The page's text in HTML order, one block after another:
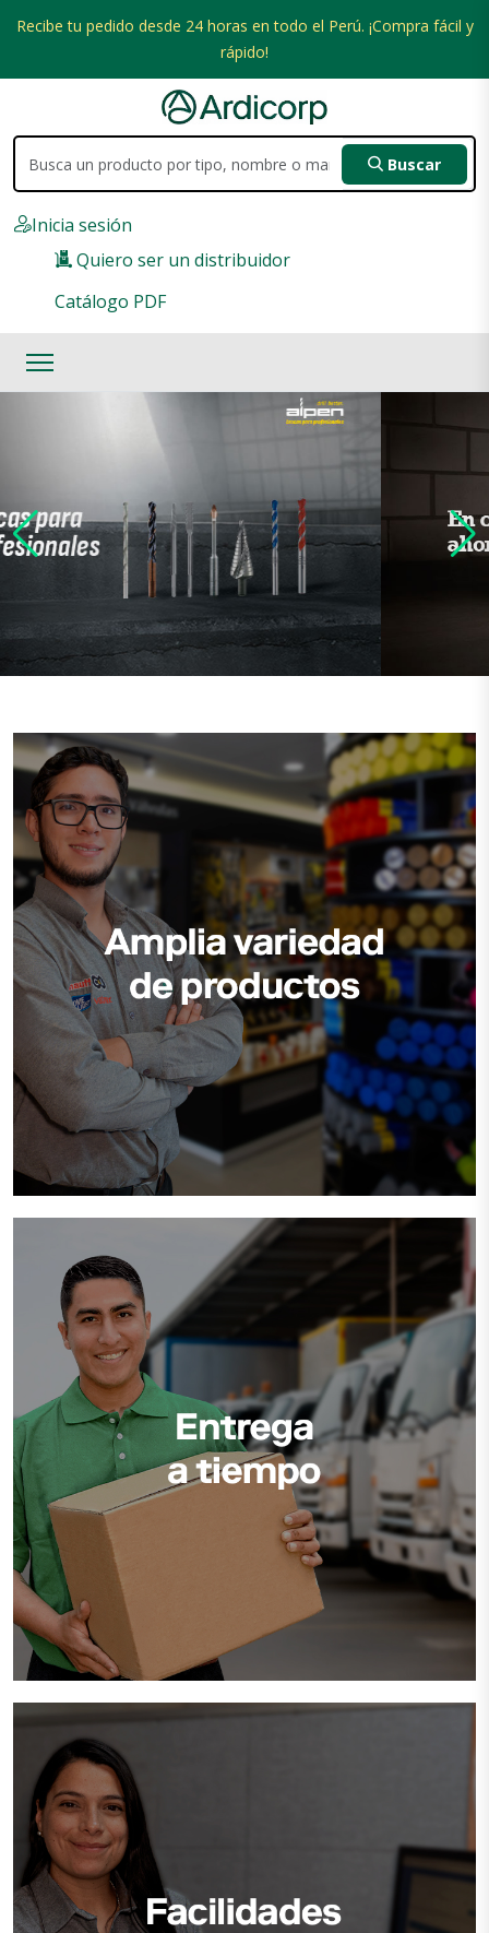
Recibe tu pedido desde 24 horas en todo el Perú. ¡Compra fácil y
rápido!
Buscar
Inicia sesión
Quiero ser un distribuidor
Catálogo PDF